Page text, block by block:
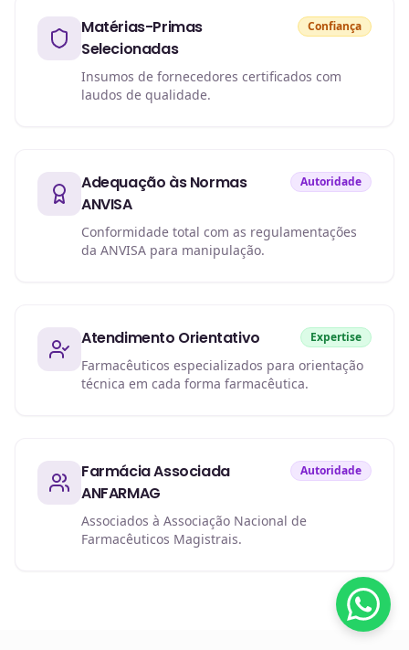
Matérias-Primas
Selecionadas
Confiança
Insumos de fornecedores certificados com
laudos de qualidade.
Adequação às Normas
ANVISA
Autoridade
Conformidade total com as regulamentações
da ANVISA para manipulação.
Atendimento Orientativo Expertise
Farmacêuticos especializados para orientação
técnica em cada forma farmacêutica.
Farmácia Associada
ANFARMAG
Autoridade
Associados à Associação Nacional de
Farmacêuticos Magistrais.